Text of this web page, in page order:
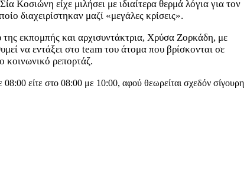
είχε μιλήσει με ιδιαίτερα θερμά λόγια για τον
διαχειρίστηκαν μαζί «μεγάλες κρίσεις».
εκπομπής και αρχισυντάκτρια, Χρύσα Ζορκάδη, με
να εντάξει στο team του άτομα που βρίσκονται σε
κοινωνικό ρεπορτάζ.
08:00 είτε στο 08:00 με 10:00, αφού θεωρείται σχεδόν σίγουρη